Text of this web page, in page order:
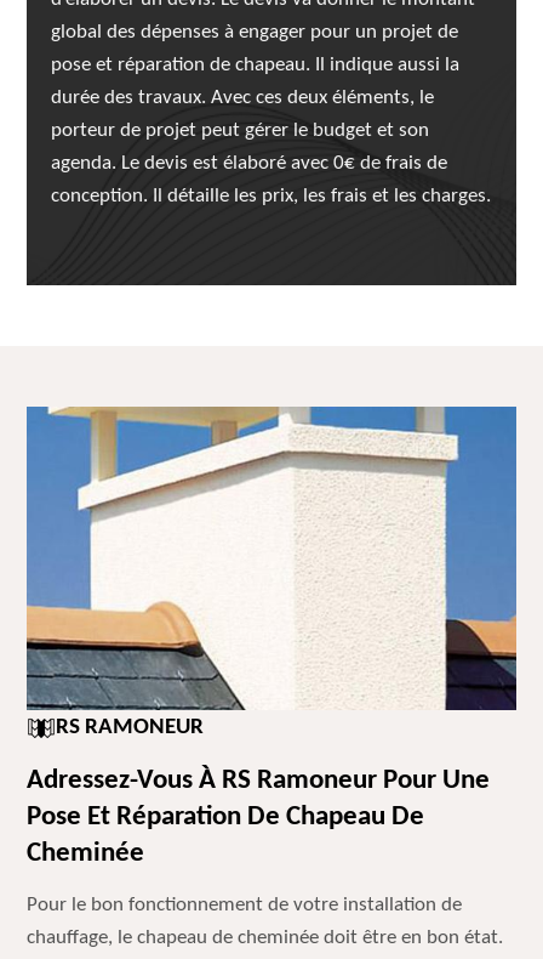
global des dépenses à engager pour un projet de
pose et réparation de chapeau. Il indique aussi la
durée des travaux. Avec ces deux éléments, le
porteur de projet peut gérer le budget et son
agenda. Le devis est élaboré avec 0€ de frais de
conception. Il détaille les prix, les frais et les charges.
RS RAMONEUR
Adressez-Vous À RS Ramoneur Pour Une
Pose Et Réparation De Chapeau De
Cheminée
Pour le bon fonctionnement de votre installation de
chauffage, le chapeau de cheminée doit être en bon état.